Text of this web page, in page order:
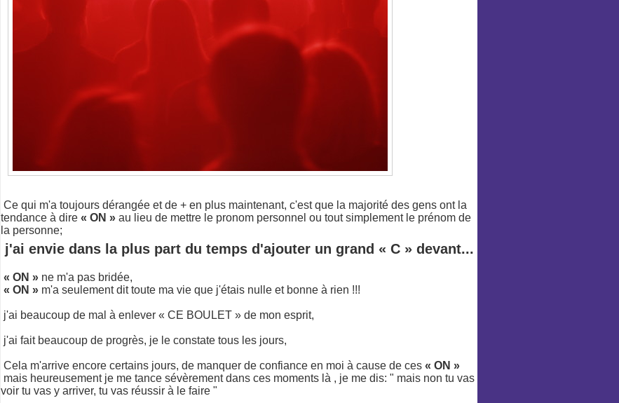
Ce qui m'a toujours dérangée et de + en plus maintenant, c'est que la majorité des gens ont la
tendance à dire « ON » au lieu de mettre le pronom personnel ou tout simplement le prénom de
la personne;
j'ai envie dans la plus part du temps d'ajouter un grand « C » devant...
« ON » ne m'a pas bridée,
« ON » m'a seulement dit toute ma vie que j'étais nulle et bonne à rien !!!
j'ai beaucoup de mal à enlever « CE BOULET » de mon esprit,
j'ai fait beaucoup de progrès, je le constate tous les jours,
Cela m'arrive encore certains jours, de manquer de confiance en moi à cause de ces « ON »
mais heureusement je me tance sévèrement dans ces moments là , je me dis: " mais non tu vas
voir tu vas y arriver, tu vas réussir à le faire "